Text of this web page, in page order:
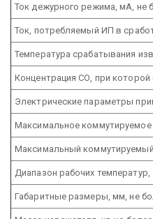
Ток дежурного режима, мА, не
Ток, потребляемый ИП в
Температура срабатывания
Концентрация СО, при
Электрические параметры
Максимальное коммутируемое
Максимальный
Диапазон рабочих температур,
Габаритные размеры, мм, не